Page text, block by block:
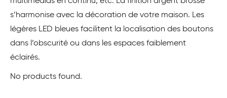
s’harmonise avec la décoration de votre maison. Les
légères LED bleues facilitent la localisation des boutons
dans l’obscurité ou dans les espaces faiblement
éclairés.
No products found.